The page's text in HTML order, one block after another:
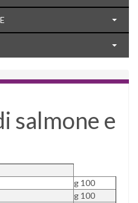
salmone e
g 100
g 100